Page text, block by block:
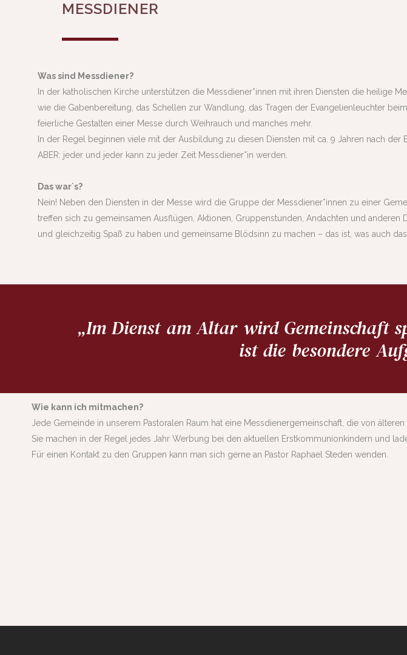
MESSDIENER
Was sind Messdiener?
In der katholischen Kirche unterstützen die Messdiener*innen mit ihren Diensten die heilige
wie die Gabenbereitung, das Schellen zur Wandlung, das Tragen der Evangelienleuchter
feierliche Gestalten einer Messe durch Weihrauch und manches mehr.
In der Regel beginnen viele mit der Ausbildung zu diesen Diensten mit ca. 9 Jahren nach der
ABER: jeder und jeder kann zu jeder Zeit Messdiener*in werden.
Das war`s?
Nein! Neben den Diensten in der Messe wird die Gruppe der Messdiener*innen zu einer
treffen sich zu gemeinsamen Ausflügen, Aktionen, Gruppenstunden, Andachten und anderen
und gleichzeitig Spaß zu haben und gemeinsame Blödsinn zu machen – das ist, was auch
„Im Dienst am Altar wird Gemeinschaft
ist die besondere
Wie kann ich mitmachen?
Jede Gemeinde in unserem Pastoralen Raum hat eine Messdienergemeinschaft, die von
Sie machen in der Regel jedes Jahr Werbung bei den aktuellen Erstkommunionkindern und
Für einen Kontakt zu den Gruppen kann man sich gerne an Pastor Raphael Steden wenden.